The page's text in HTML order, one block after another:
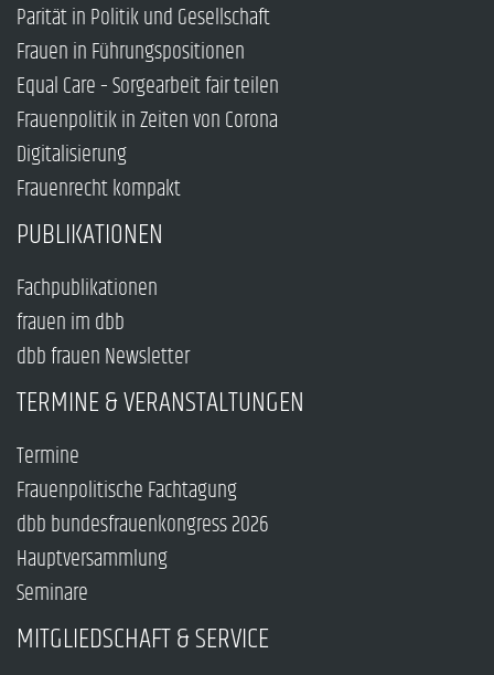
Parität in Politik und Gesellschaft
Frauen in Führungspositionen
Equal Care – Sorgearbeit fair teilen
Frauenpolitik in Zeiten von Corona
Digitalisierung
Frauenrecht kompakt
PUBLIKATIONEN
Fachpublikationen
frauen im dbb
dbb frauen Newsletter
TERMINE & VERANSTALTUNGEN
Termine
Frauenpolitische Fachtagung
dbb bundesfrauenkongress 2026
Hauptversammlung
Seminare
MITGLIEDSCHAFT & SERVICE